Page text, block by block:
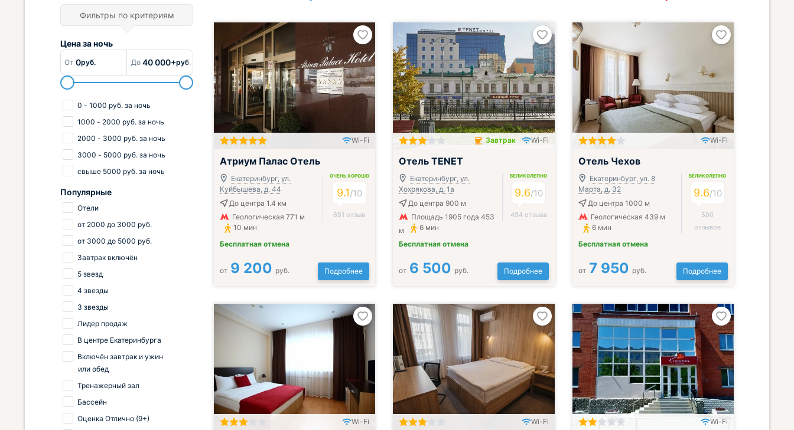
Включён завтрак, обед и ужин
Wi-Fi
Атриум Палас Отель
Екатеринбург, ул.
Куйбышева, д. 44
До центра 1.4 км
Геологическая 771 м
10 мин
Бесплатная отмена
ОЧЕНЬ ХОРОШО
9.1/10
651 отзыв
от 9 200 руб. Подробнее
Завтрак включён
Завтрак Wi-Fi
Отель TENET
Екатеринбург, ул.
Хохрякова, д. 1а
До центра 900 м
Площадь 1905 года 453
м
6 мин
Бесплатная отмена
ВЕЛИКОЛЕПНО
9.6/10
494 отзыва
от 6 500 руб. Подробнее
Wi-Fi
Отель Чехов
Екатеринбург, ул. 8
Марта, д. 32
До центра 1000 м
Геологическая 439 м
6 мин
Бесплатная отмена
ВЕЛИКОЛЕПНО
9.6/10
500
отзывов
от 7 950 руб. Подробнее
Wi-Fi Wi-Fi Wi-Fi
Фильтры по критериям
Цена заночь
От 0руб. До 40 000+руб.
0 - 1000 руб. за ночь
1000 - 2000 руб. за ночь
2000 - 3000 руб. за ночь
3000 - 5000 руб. за ночь
свыше 5000 руб. за ночь
Популярные
Отели
от 2000 до 3000 руб.
от 3000 до 5000 руб.
Завтрак включён
5 звезд
4 звезды
3 звезды
Лидер продаж
В центре Екатеринбурга
Включён завтрак и ужин
или обед
Тренажерный зал
Бассейн
Оценка Отлично (9+)